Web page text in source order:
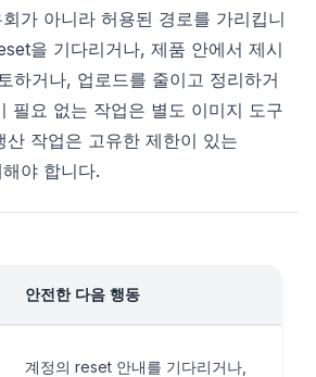
가 아니라 허용된 경로를 가리킵니
을 기다리거나, 제품 안에서 제시
하거나, 업로드를 줄이고 정리하거
필요 없는 작업은 별도 이미지 도구
산 작업은 고유한 제한이 있는
야 합니다.
안전한 다음 행동
계정의 reset 안내를 기다리거나,